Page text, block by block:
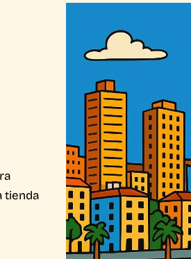
tienda